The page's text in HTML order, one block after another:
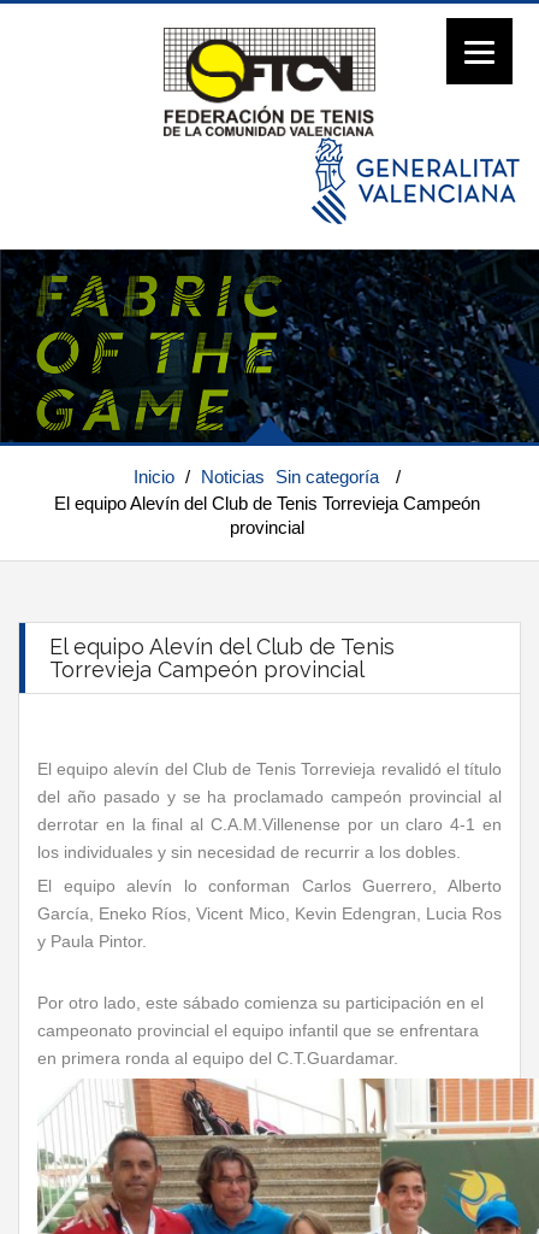
Inicio / Noticias Sin categoría
/
El equipo Alevín del Club de Tenis Torrevieja Campeón
provincial
El equipo Alevín del Club de Tenis
Torrevieja Campeón provincial
El equipo alevín del Club de Tenis Torrevieja revalidó el título
del año pasado y se ha proclamado campeón provincial al
derrotar en la final al C.A.M.Villenense por un claro 4-1 en
los individuales y sin necesidad de recurrir a los dobles.
El equipo alevín lo conforman Carlos Guerrero, Alberto
García, Eneko Ríos, Vicent Mico, Kevin Edengran, Lucia Ros
y Paula Pintor.
Por otro lado, este sábado comienza su participación en el
campeonato provincial el equipo infantil que se enfrentara
en primera ronda al equipo del C.T.Guardamar.